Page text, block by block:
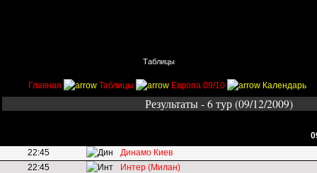
Таблицы
Главная Таблицы Европа 09/10 Календарь
Результаты - 6 тур (09/12/2009)
22:45
Динамо Киев
22:45
Интер (Милан)